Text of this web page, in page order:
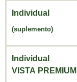
Individual
(suplemento)
Individual
VISTA PREMIUM